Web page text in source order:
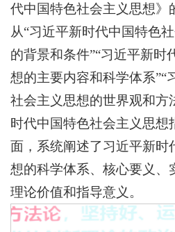
代中国特色社会主义思想》
从“习近平新时代中国特色
的背景和条件”“习近平新时
想的主要内容和科学体系”“
社会主义思想的世界观和方
时代中国特色社会主义思想
面，系统阐述了习近平新时
想的科学体系、核心要义、
理论价值和指导意义。